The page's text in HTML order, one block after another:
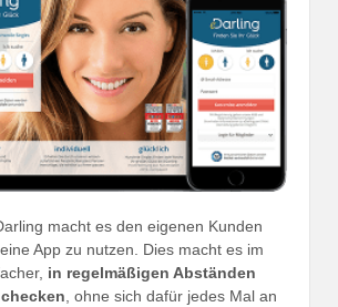
macht es den eigenen Kunden
App zu nutzen. Dies macht es im
in regelmäßigen Abständen
, ohne sich dafür jedes Mal an